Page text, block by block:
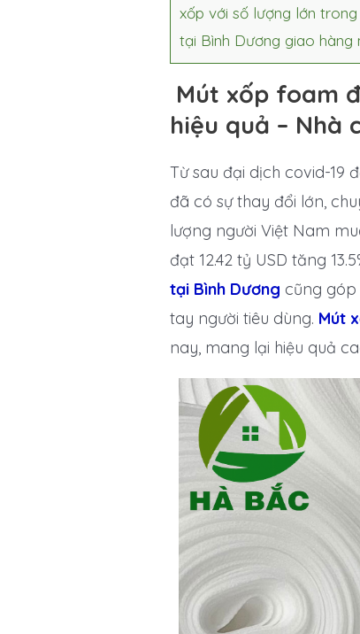
xốp với số lượng lớn
tại Bình Dương giao hàng
Mút xốp foam
hiệu quả – Nhà
Từ sau đại dịch covid-19
đã có sự thay đổi lớn,
lượng người Việt Nam
đạt 12.42 tỷ USD tăng
tại Bình Dương cũng
tay người tiêu dùng. Mút
nay, mang lại hiệu quả